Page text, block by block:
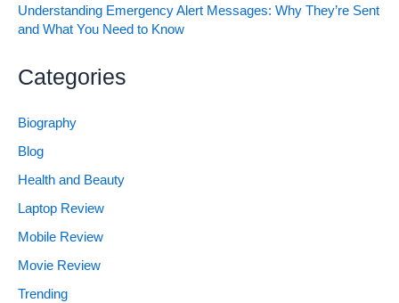
Understanding Emergency Alert Messages: Why They’re Sent
and What You Need to Know
Categories
Biography
Blog
Health and Beauty
Laptop Review
Mobile Review
Movie Review
Trending